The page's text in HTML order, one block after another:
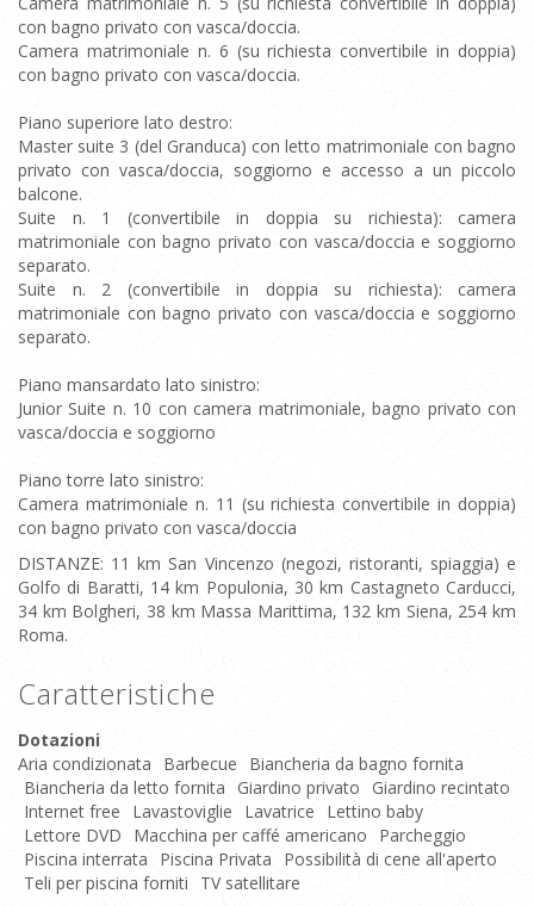
con bagno privato con vasca/doccia.
Camera matrimoniale n. 6 (su richiesta convertibile in doppia)
con bagno privato con vasca/doccia.
Piano superiore lato destro:
Master suite 3 (del Granduca) con letto matrimoniale con bagno
privato con vasca/doccia, soggiorno e accesso a un piccolo
balcone.
Suite n. 1 (convertibile in doppia su richiesta): camera
matrimoniale con bagno privato con vasca/doccia e soggiorno
separato.
Suite n. 2 (convertibile in doppia su richiesta): camera
matrimoniale con bagno privato con vasca/doccia e soggiorno
separato.
Piano mansardato lato sinistro:
Junior Suite n. 10 con camera matrimoniale, bagno privato con
vasca/doccia e soggiorno
Piano torre lato sinistro:
Camera matrimoniale n. 11 (su richiesta convertibile in doppia)
con bagno privato con vasca/doccia
DISTANZE: 11 km San Vincenzo (negozi, ristoranti, spiaggia) e
Golfo di Baratti, 14 km Populonia, 30 km Castagneto Carducci,
34 km Bolgheri, 38 km Massa Marittima, 132 km Siena, 254 km
Roma.
Caratteristiche
Dotazioni
Aria condizionata
Barbecue
Biancheria da bagno fornita
Biancheria da letto fornita
Giardino privato
Giardino recintato
Internet free
Lavastoviglie Lavatrice
Lettino baby
Lettore DVD
Macchina per caffé americano
Parcheggio
Piscina interrata
Piscina Privata
Possibilità di cene all'aperto
Teli per piscina forniti
TV satellitare